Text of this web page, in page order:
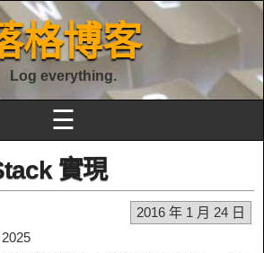
格博客
Log everything.
☰
實現
2016 年 1 月 24 日